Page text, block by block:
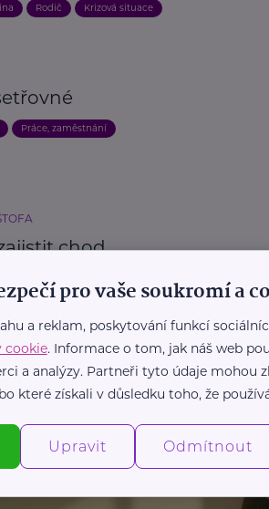
Rodič Krizová situace
Práce, zaměstnání
chod
pro vaše soukromí a
a reklam, poskytování funkcí
cookie. Informace o tom, jak náš web
a analýzy. Partneři tyto údaje
které získali v důsledku toho, že
Upravit Odmítnout